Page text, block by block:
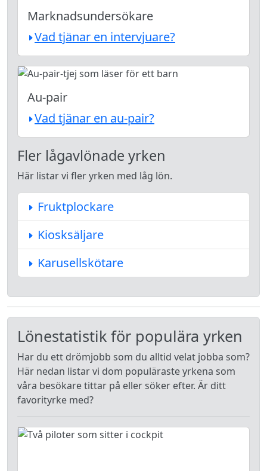
Marknadsundersökare
Vad tjänar en intervjuare?
Au-pair
Vad tjänar en au-pair?
Fler lågavlönade yrken
Här listar vi fler yrken med låg lön.
Fruktplockare
Kiosksäljare
Karusellskötare
Lönestatistik för populära yrken
Har du ett drömjobb som du alltid velat jobba som?
Här nedan listar vi dom populäraste yrkena som
våra besökare tittar på eller söker efter. Är ditt
favorityrke med?